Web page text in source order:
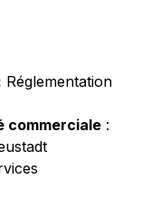
Réglementation
commerciale :